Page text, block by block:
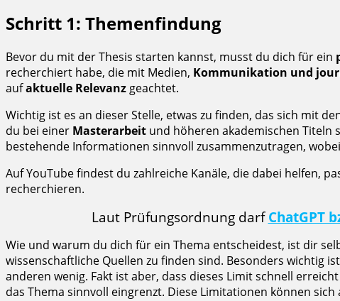
Schritt 1: Themenfindung
Bevor du mit der Thesis starten kannst, musst du dich für ein
recherchiert habe, die mit Medien, Kommunikation und
aufaktuelle Relevanz geachtet.
Wichtig ist es an dieser Stelle, etwas zu finden, das sich mit
du bei einer Masterarbeit und höheren akademischen Titeln
bestehende Informationen sinnvoll zusammenzutragen,
Auf YouTube findest du zahlreiche Kanäle, die dabei helfen,
recherchieren.
Laut Prüfungsordnung darfChatGPT
Wie und warum du dich für ein Thema entscheidest, ist dir
wissenschaftliche Quellen zu finden sind. Besonders wichtig
anderen wenig. Fakt ist aber, dass dieses Limit schnell
das Thema sinnvoll eingrenzt. Diese Limitationen können